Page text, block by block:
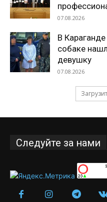
07.08.2026
В
собаке
девушку
07.08.2026
Следуйте за нами